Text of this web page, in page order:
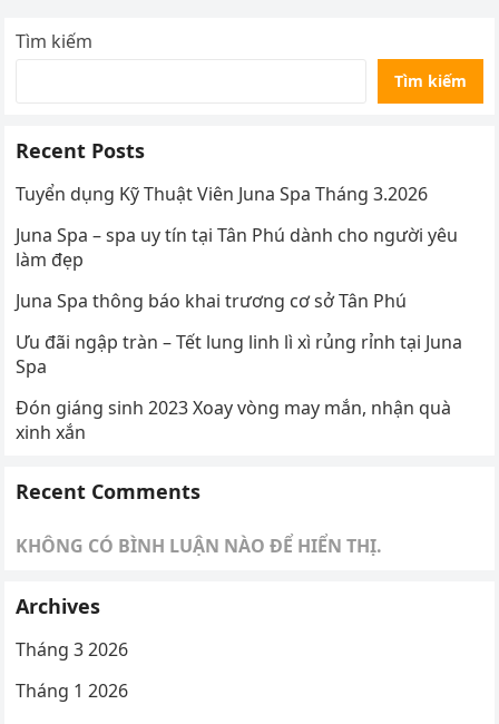
Tìm kiếm
Tìm kiếm
Recent Posts
Tuyển dụng Kỹ Thuật Viên Juna Spa Tháng 3.2026
Juna Spa – spa uy tín tại Tân Phú dành cho người yêu
làm đẹp
Juna Spa thông báo khai trương cơ sở Tân Phú
Ưu đãi ngập tràn – Tết lung linh lì xì rủng rỉnh tại Juna
Spa
Đón giáng sinh 2023 Xoay vòng may mắn, nhận quà
xinh xắn
Recent Comments
KHÔNG CÓ BÌNH LUẬN NÀO ĐỂ HIỂN THỊ.
Archives
Tháng 3 2026
Tháng 1 2026